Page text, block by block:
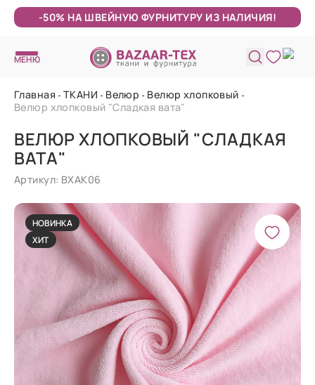
-50% НА ШВЕЙНУЮ ФУРНИТУРУ ИЗ НАЛИЧИЯ!
МЕНЮ
Главная ТКАНИ Велюр
Велюр хлопковый
Велюр хлопковый "Сладкая вата"
ВЕЛЮР ХЛОПКОВЫЙ "СЛАДКАЯ
ВАТА"
Артикул: ВХАК06
НОВИНКА
ХИТ